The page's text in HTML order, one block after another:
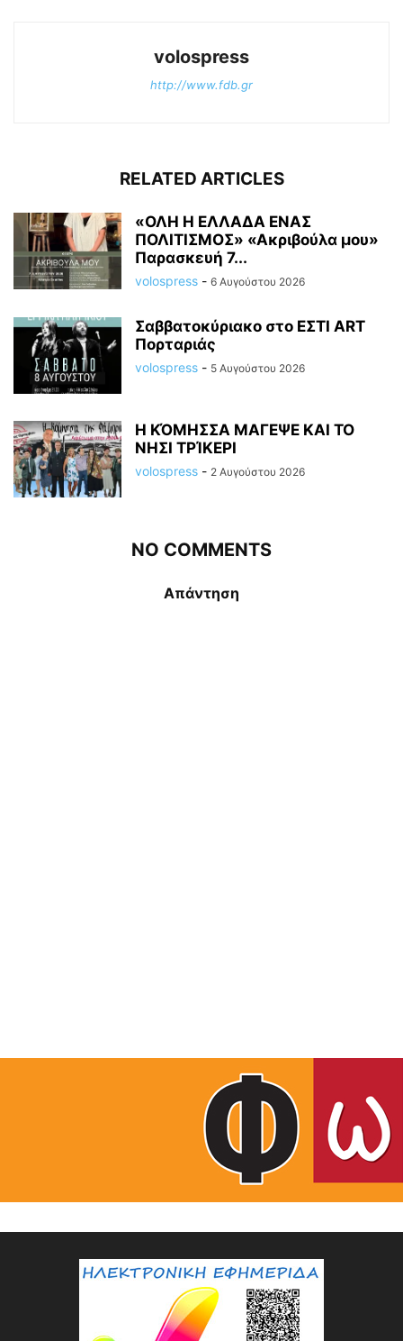
volospress
http://www.fdb.gr
RELATED ARTICLES
«ΟΛΗ Η ΕΛΛΑΔΑ ΕΝΑΣ
ΠΟΛΙΤΙΣΜΟΣ» «Ακριβούλα μου»
Παρασκευή 7...
volospress - 6 Αυγούστου 2026
Σαββατοκύριακο στο ΕΣΤΙ ART
Πορταριάς
volospress - 5 Αυγούστου 2026
Η ΚΌΜΗΣΣΑ ΜΑΓΕΨΕ ΚΑΙ ΤΟ
ΝΗΣΙ ΤΡΊΚΕΡΙ
volospress - 2 Αυγούστου 2026
NO COMMENTS
Απάντηση